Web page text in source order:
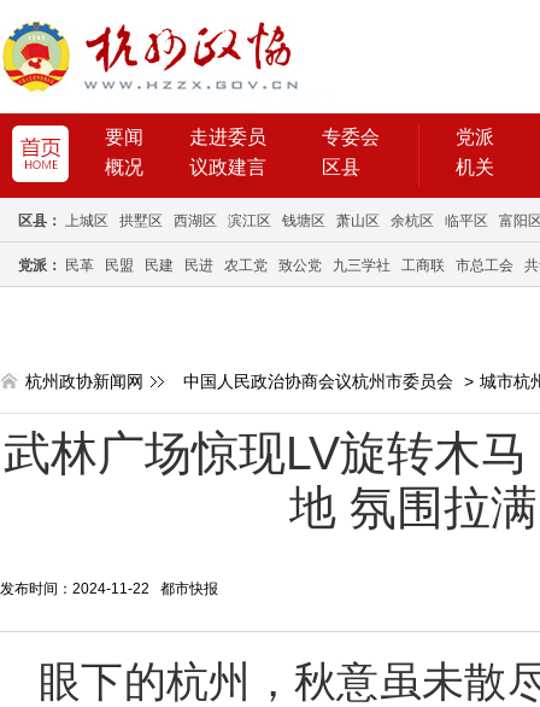
要闻 走进委员
专委会
概况
议政建言 区县
党派
机关
区县： 上城区 拱墅区 西湖区 滨江区 钱塘区 萧山区 余杭区 临平区 富阳
党派： 民革 民盟 民建 民进 农工党 致公党 九三学社 工商联 市总工会
杭州政协新闻网 中国人民政治协商会议杭州市委员会 > 城市杭
武林广场惊现LV旋转木
地 氛围拉
发布时间：2024-11-22 都市快报
眼下的杭州，秋意虽未散